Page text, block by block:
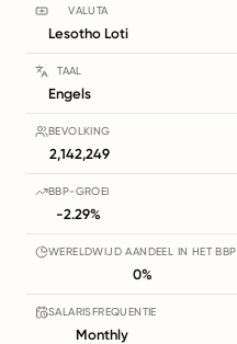
VALUTA
Lesotho Loti
TAAL
Engels
BEVOLKING
2,142,249
BBP-GROEI
-2.29%
WERELDWIJD AANDEEL IN HET BBP
0%
SALARISFREQUENTIE
Monthly